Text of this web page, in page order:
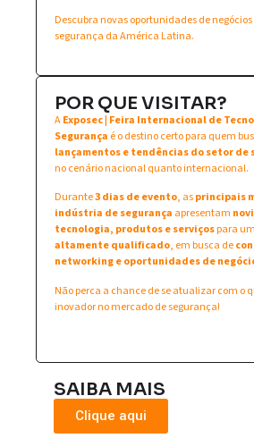
Descubra novas oportunidades de
segurança da América Latina.
POR QUE VISITAR?
AExposec | Feira Internacional de
Segurança é o destino certo para quem
lançamentos e tendências do setor de
no cenário nacional quanto internacional.
Durante3 dias de evento, asprincipais
indústria de segurança apresentam
tecnologia, produtos e serviçospara um
altamente qualificado, em busca de
networking e oportunidades de
Não perca a chance de se atualizar com o
inovador no mercado de segurança!
SAIBA MAIS
Clique aqui